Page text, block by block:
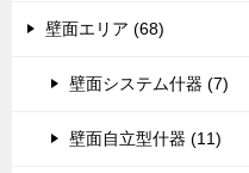
壁面エリア (68)
壁面システム什器 (7)
壁面自立型什器 (11)